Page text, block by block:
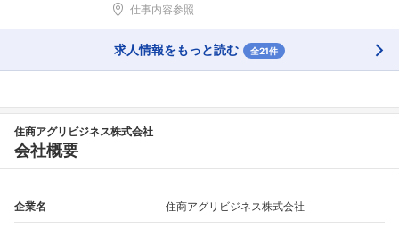
仕事内容参照
求人情報をもっと読む 全21件
住商アグリビジネス株式会社
会社概要
企業名 住商アグリビジネス株式会社